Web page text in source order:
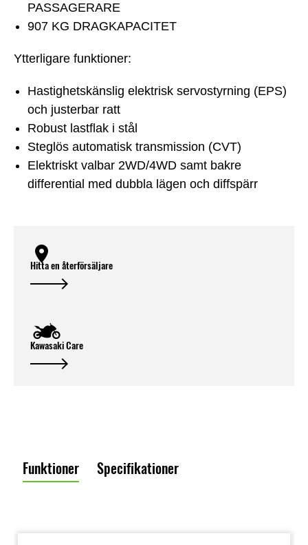
PASSAGERARE
907 KG DRAGKAPACITET
Ytterligare funktioner:
Hastighetskänslig elektrisk servostyrning (EPS)
och justerbar ratt
Robust lastflak i stål
Steglös automatisk transmission (CVT)
Elektriskt valbar 2WD/4WD samt bakre
differential med dubbla lägen och diffspärr
Hitta en återförsäljare
Kawasaki Care
Funktioner Specifikationer